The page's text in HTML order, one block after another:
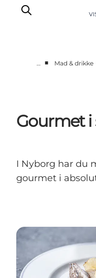
Det sker i
Sprogø
Book & køb
… ■ Mad & drikke
Gourmet
I Nyborg har du
gourmet i